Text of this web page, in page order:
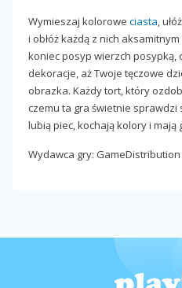
Wymieszaj kolorowe ciasta,
i obłóż każdą z nich
koniec posyp wierzch posypką,
dekoracje, aż Twoje tęczowe
obrazka. Każdy tort, który
czemu ta gra świetnie
lubią piec, kochają kolory i mają
Wydawca gry: GameDistribution